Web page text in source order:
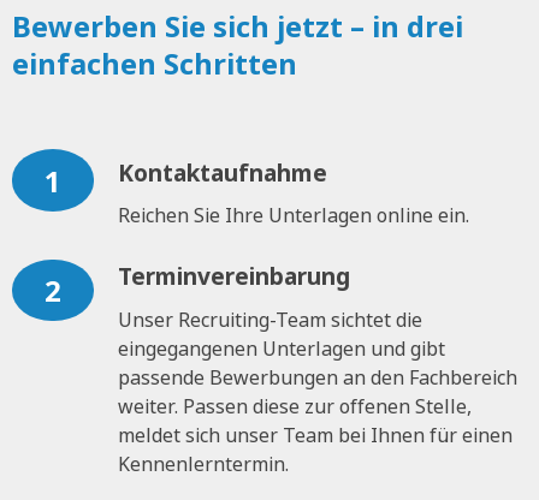
Bewerben Sie sich jetzt – in drei
einfachen Schritten
1 Kontaktaufnahme
Reichen Sie Ihre Unterlagen online ein.
2 Terminvereinbarung
Unser Recruiting-Team sichtet die
eingegangenen Unterlagen und gibt
passende Bewerbungen an den Fachbereich
weiter. Passen diese zur offenen Stelle,
meldet sich unser Team bei Ihnen für einen
Kennenlerntermin.